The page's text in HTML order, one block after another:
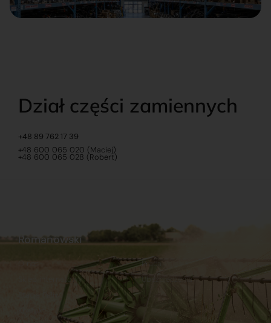
Dział części zamiennych
+48 89 762 17 39
+48 600 065 020 (Maciej)
+48 600 065 028 (Robert)
Romanowski
Sklep internetowy
Praca
Ubezpieczenia